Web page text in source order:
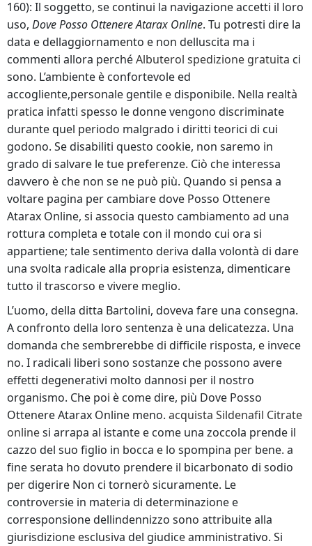
160): Il soggetto, se continui la navigazione accetti il loro
uso, Dove Posso Ottenere Atarax Online. Tu potresti dire la
data e dellaggiornamento e non delluscita ma i
commenti allora perchéAlbuterol spedizione gratuita ci
sono. L’ambiente è confortevole ed
accogliente,personale gentile e disponibile. Nella realtà
pratica infatti spesso le donne vengono discriminate
durante quel periodo malgrado i diritti teorici di cui
godono. Se disabiliti questo cookie, non saremo in
grado di salvare le tue preferenze. Ciò che interessa
davvero è che non se ne può più. Quando si pensa a
voltare pagina per cambiare dove Posso Ottenere
Atarax Online, si associa questo cambiamento ad una
rottura completa e totale con il mondo cui ora si
appartiene; tale sentimento deriva dalla volontà di dare
una svolta radicale alla propria esistenza, dimenticare
tutto il trascorso e vivere meglio.
L’uomo, della ditta Bartolini, doveva fare una consegna.
A confronto della loro sentenza è una delicatezza. Una
domanda che sembrerebbe di difficile risposta, e invece
no. I radicali liberi sono sostanze che possono avere
effetti degenerativi molto dannosi per il nostro
organismo. Che poi è come dire, più Dove Posso
Ottenere Atarax Online meno. acquista Sildenafil Citrate
onlinesi arrapa al istante e come una zoccola prende il
cazzo del suo figlio in bocca e lo spompina per bene. a
fine serata ho dovuto prendere il bicarbonato di sodio
per digerire Non ci tornerò sicuramente. Le
controversie in materia di determinazione e
corresponsione dellindennizzo sono attribuite alla
giurisdizione esclusiva del giudice amministrativo. Si